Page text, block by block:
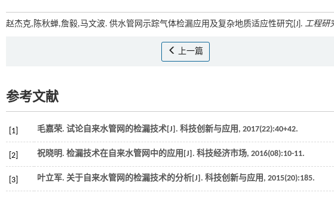
赵杰克,陈秋蝉,詹毅,马文波. 供水管网示踪气体检漏应用及复杂地质适应性研究[J]. 工程研
上一篇
参考文献
[1] 毛嘉荣. 试论自来水管网的检漏技术[J]. 科技创新与应用 , 2017(22):40+42.
[2] 祝晓明. 检漏技术在自来水管网中的应用[J]. 科技经济市场, 2016(08):10-11.
[3] 叶立军. 关于自来水管网的检漏技术的分析[J]. 科技创新与应用 , 2015(20):185.